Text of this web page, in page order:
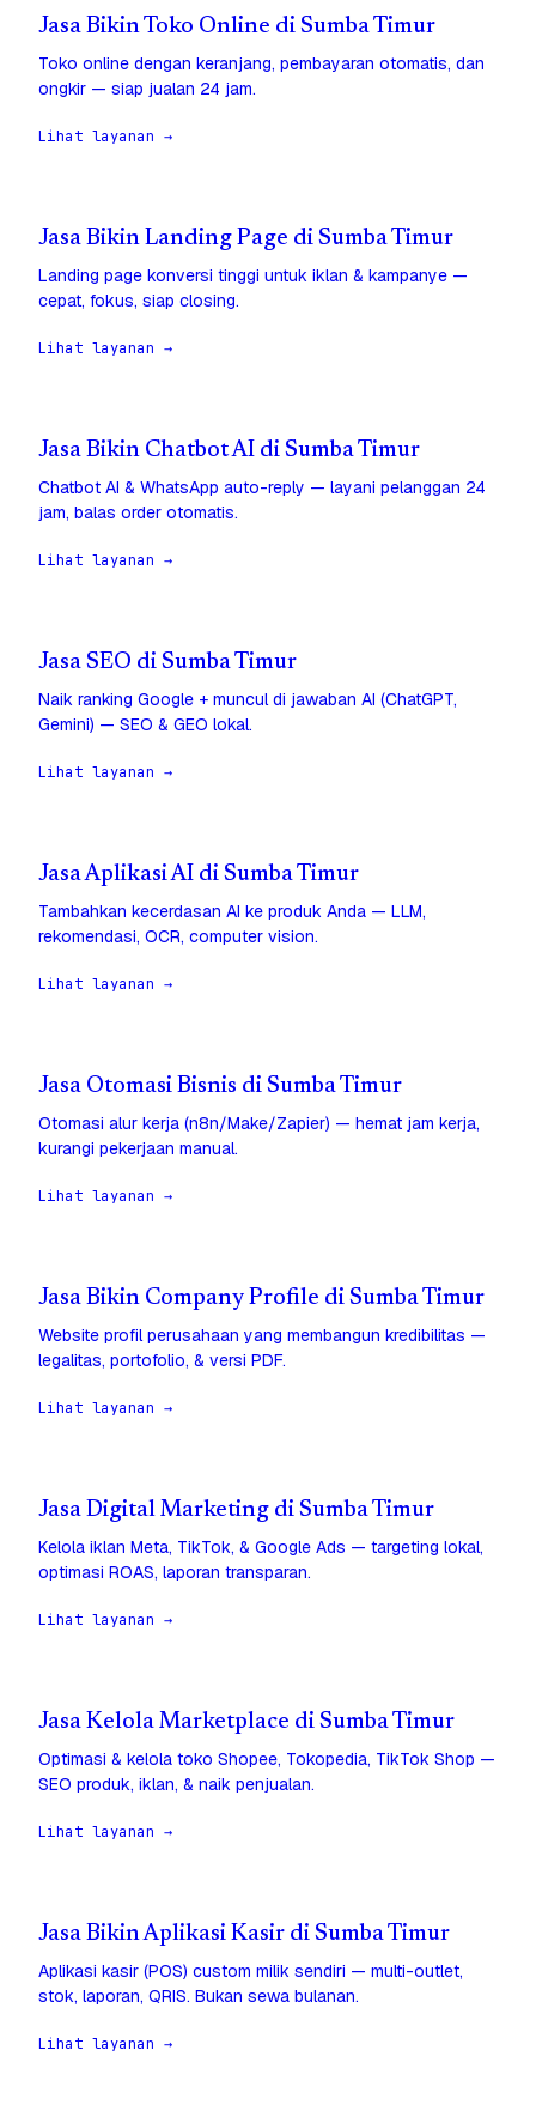
Jasa Bikin Toko Online di Sumba Timur
Toko online dengan keranjang, pembayaran otomatis, dan
ongkir — siap jualan 24 jam.
Lihat layanan →
Jasa Bikin Landing Page di Sumba Timur
Landing page konversi tinggi untuk iklan & kampanye —
cepat, fokus, siap closing.
Lihat layanan →
Jasa Bikin Chatbot AI di Sumba Timur
Chatbot AI & WhatsApp auto-reply — layani pelanggan 24
jam, balas order otomatis.
Lihat layanan →
Jasa SEO di Sumba Timur
Naik ranking Google + muncul di jawaban AI (ChatGPT,
Gemini) — SEO & GEO lokal.
Lihat layanan →
Jasa Aplikasi AI di Sumba Timur
Tambahkan kecerdasan AI ke produk Anda — LLM,
rekomendasi, OCR, computer vision.
Lihat layanan →
Jasa Otomasi Bisnis di Sumba Timur
Otomasi alur kerja (n8n/Make/Zapier) — hemat jam kerja,
kurangi pekerjaan manual.
Lihat layanan →
Jasa Bikin Company Profile di Sumba Timur
Website profil perusahaan yang membangun kredibilitas —
legalitas, portofolio, & versi PDF.
Lihat layanan →
Jasa Digital Marketing di Sumba Timur
Kelola iklan Meta, TikTok, & Google Ads — targeting lokal,
optimasi ROAS, laporan transparan.
Lihat layanan →
Jasa Kelola Marketplace di Sumba Timur
Optimasi & kelola toko Shopee, Tokopedia, TikTok Shop —
SEO produk, iklan, & naik penjualan.
Lihat layanan →
Jasa Bikin Aplikasi Kasir di Sumba Timur
Aplikasi kasir (POS) custom milik sendiri — multi-outlet,
stok, laporan, QRIS. Bukan sewa bulanan.
Lihat layanan →